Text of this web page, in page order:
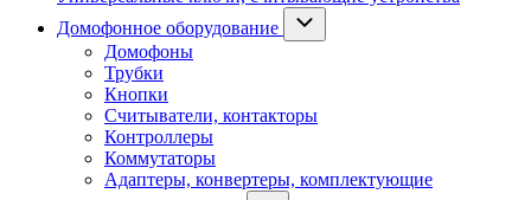
Домофонное оборудование
Домофоны
Трубки
Кнопки
Считыватели, контакторы
Контроллеры
Коммутаторы
Адаптеры, конвертеры, комплектующие